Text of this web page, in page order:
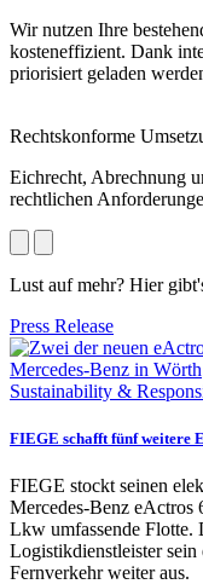
Wir nutzen Ihre
kosteneffizient. Dank
priorisiert geladen
Rechtskonforme
Eichrecht, Abrechnung
rechtlichen
Lust auf mehr? Hier
Press Release
Sustainability &
FIEGE schafft fünf weitere
FIEGE stockt seinen
Mercedes-Benz eActros
Lkw umfassende Flotte.
Logistikdienstleister sein
Fernverkehr weiter aus.